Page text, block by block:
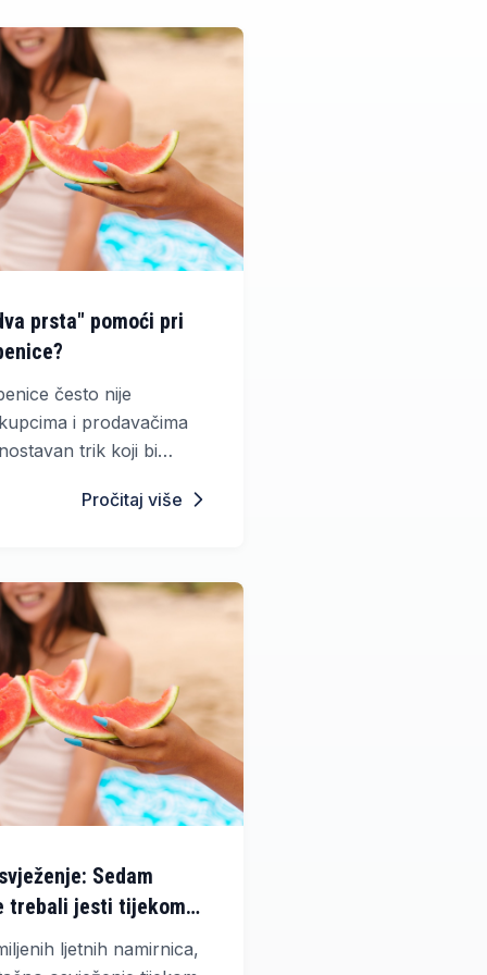
prsta" pomoći pri
često nije
i prodavačima
trik koji bi
Pročitaj više
Sedam
trebali jesti tijekom
ljetnih namirnica,